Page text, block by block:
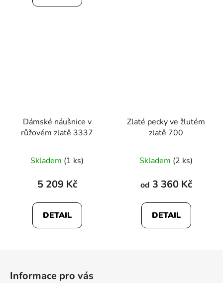
Dámské náušnice v
růžovém zlatě 3337
Skladem (1 ks)
5 209 Kč
DETAIL
Zlaté pecky ve žlutém
zlatě 700
hodnocení
produktu
5,0
z
Skladem (2 ks)
od 3 360 Kč
DETAIL
Informace pro vás